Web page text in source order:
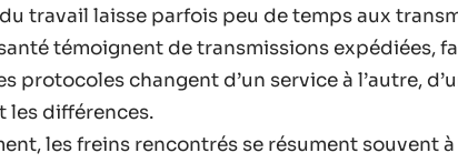
du travail laisse parfois peu de temps aux
témoignent de transmissions expédiées,
protocoles changent d’un service à l’autre,
les différences.
les freins rencontrés se résument souvent à